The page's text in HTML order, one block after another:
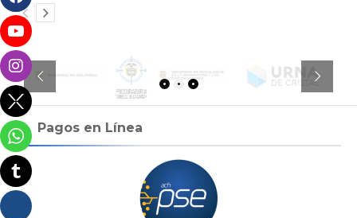
Pagos en Línea